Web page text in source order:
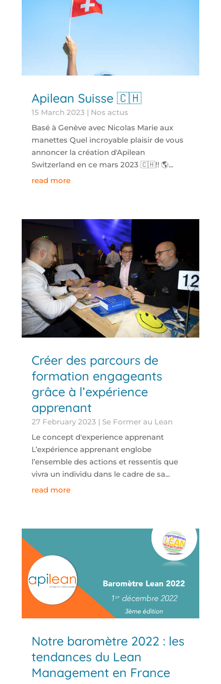
Apilean Suisse 🇨🇭
15 March 2023 | Nos actus
Basé à Genève avec Nicolas Marie aux
manettes Quel incroyable plaisir de vous
annoncer la création d'Apilean
Switzerland en ce mars 2023 🇨🇭!! 🌎...
read more
Créer des parcours de
formation engageants
grâce à l’expérience
apprenant
27 February 2023 | Se Former au Lean
Le concept d'experience apprenant
L’expérience apprenant englobe
l’ensemble des actions et ressentis que
vivra un individu dans le cadre de sa...
read more
Notre baromètre 2022 : les
tendances du Lean
Management en France